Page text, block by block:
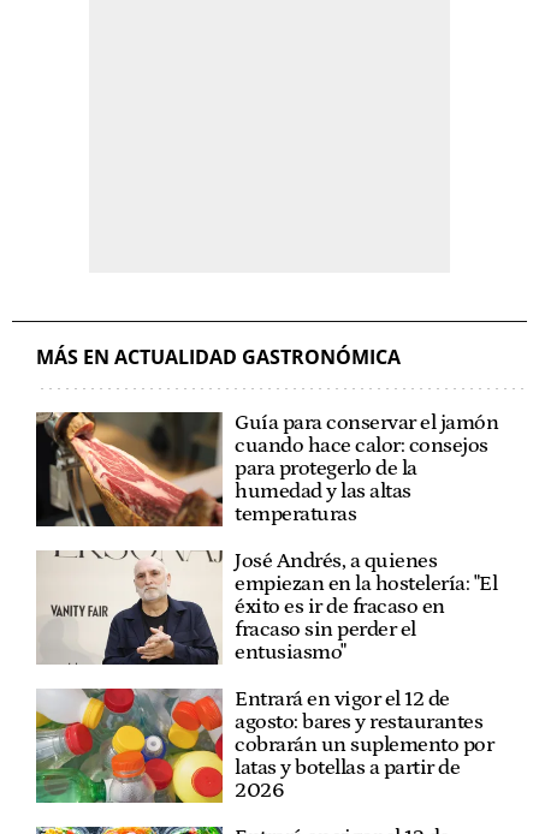
MÁS EN ACTUALIDAD GASTRONÓMICA
Guía para conservar el jamón
cuando hace calor: consejos
para protegerlo de la
humedad y las altas
temperaturas
José Andrés, a quienes
empiezan en la hostelería: "El
éxito es ir de fracaso en
fracaso sin perder el
entusiasmo"
Entrará en vigor el 12 de
agosto: bares y restaurantes
cobrarán un suplemento por
latas y botellas a partir de
2026